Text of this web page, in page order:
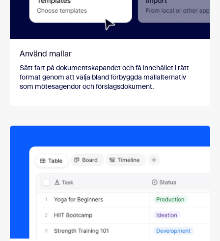
Använd mallar
Sätt fart på dokumentskapandet och få innehållet i rätt
format genom att välja bland förbyggda mallalternativ
som mötesagendor och förslagsdokument.